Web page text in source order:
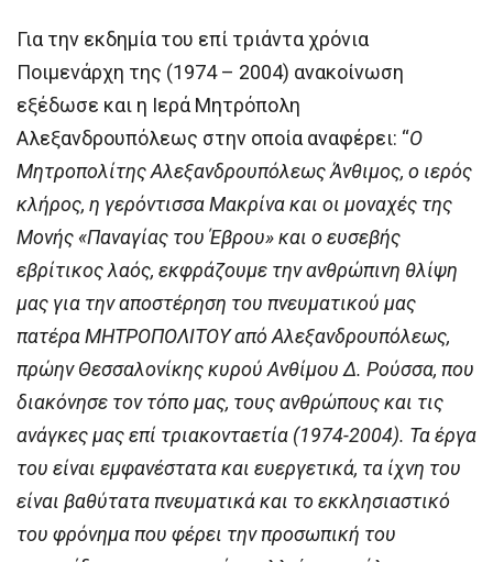
Για την εκδημία του επί τριάντα χρόνια
Ποιμενάρχη της (1974 – 2004) ανακοίνωση
εξέδωσε και η Ιερά Μητρόπολη
Αλεξανδρουπόλεως στην οποία αναφέρει: “Ο
Μητροπολίτης Αλεξανδρουπόλεως Άνθιμος, ο ιερός
κλήρος, η γερόντισσα Μακρίνα και οι μοναχές της
Μονής «Παναγίας του Έβρου» και ο ευσεβής
εβρίτικος λαός, εκφράζουμε την ανθρώπινη θλίψη
μας για την αποστέρηση του πνευματικού μας
πατέρα ΜΗΤΡΟΠΟΛΙΤΟΥ από Αλεξανδρουπόλεως,
πρώην Θεσσαλονίκης κυρού Ανθίμου Δ. Ρούσσα, που
διακόνησε τον τόπο μας, τους ανθρώπους και τις
ανάγκες μας επί τριακονταετία (1974-2004). Τα έργα
του είναι εμφανέστατα και ευεργετικά, τα ίχνη του
είναι βαθύτατα πνευματικά και το εκκλησιαστικό
του φρόνημα που φέρει την προσωπική του